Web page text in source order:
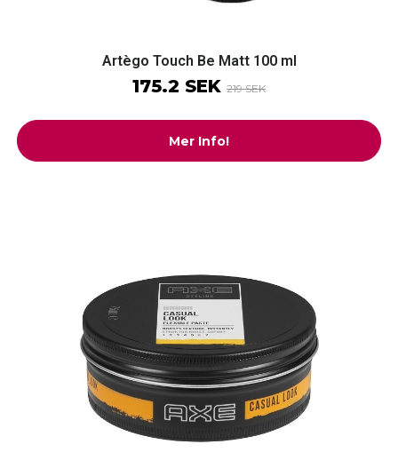
Artègo Touch Be Matt 100 ml
175.2 SEK 219 SEK
Mer Info!